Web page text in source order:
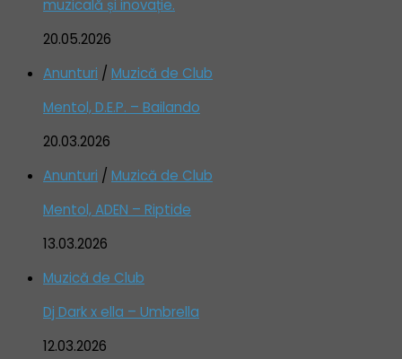
muzicală și inovație.
20.05.2026
Anunturi / Muzică de Club
Mentol, D.E.P. – Bailando
20.03.2026
Anunturi / Muzică de Club
Mentol, ADEN – Riptide
13.03.2026
Muzică de Club
Dj Dark x ella – Umbrella
12.03.2026